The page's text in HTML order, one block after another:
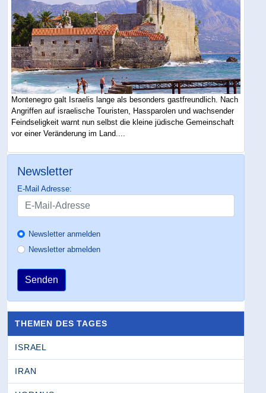
Montenegro galt Israelis lange als besonders gastfreundlich. Nach
Angriffen auf israelische Touristen, Hassparolen und wachsender
Feindseligkeit warnt nun selbst die kleine jüdische Gemeinschaft
vor einer Veränderung im Land....
Newsletter
E-Mail Adresse:
Newsletter anmelden
Newsletter abmelden
Senden
THEMEN DES TAGES
ISRAEL
IRAN